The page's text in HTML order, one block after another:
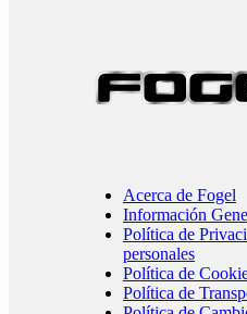
Acerca de Fogel
Información
Política de
personales
Política de
Política de